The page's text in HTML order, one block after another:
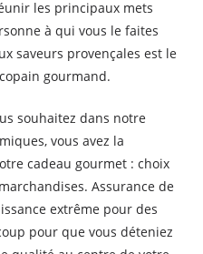
les principaux mets
à qui vous le faites
saveurs provençales est le
gourmand.
souhaitez dans notre
vous avez la
cadeau gourmet : choix
Assurance de
extrême pour des
pour que vous déteniez